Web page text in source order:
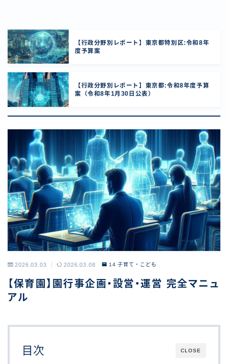
【行政分野別レポート】東京都特別区:令和8年
度予算案
【行政分野別レポート】東京都:令和8年度予算
案（令和8年1月30日公表）
2026.03.03 2026.03.08 14 子育て・こども
【保育園】園行事企画・設営・運営 完全マニュ
アル
CLOSE
目次